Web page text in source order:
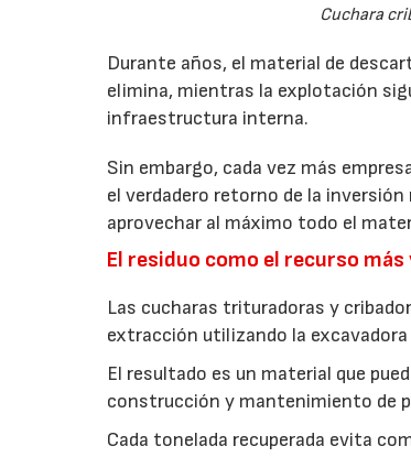
Cuchara
Durante años, el material de
elimina, mientras la explotación
infraestructura interna.
Sin embargo, cada vez más
el verdadero retorno de la
aprovechar al máximo todo el
El residuo como el recurso más
Las cucharas trituradoras y
extracción utilizando la
El resultado es un material que
construcción y mantenimiento de
Cada tonelada recuperada evita